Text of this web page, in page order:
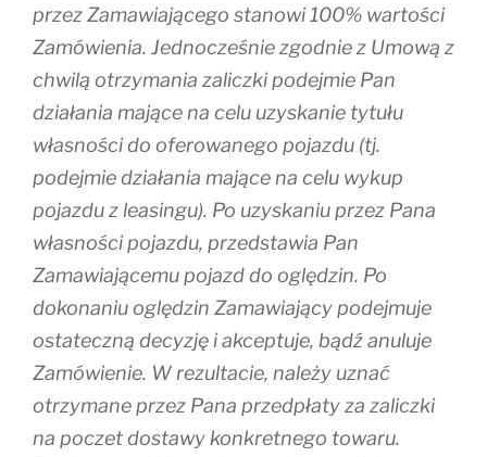
przez Zamawiającego stanowi 100% wartości
Zamówienia. Jednocześnie zgodnie z Umową z
chwilą otrzymania zaliczki podejmie Pan
działania mające na celu uzyskanie tytułu
własności do oferowanego pojazdu (tj.
podejmie działania mające na celu wykup
pojazdu z leasingu). Po uzyskaniu przez Pana
własności pojazdu, przedstawia Pan
Zamawiającemu pojazd do oględzin. Po
dokonaniu oględzin Zamawiający podejmuje
ostateczną decyzję i akceptuje, bądź anuluje
Zamówienie. W rezultacie, należy uznać
otrzymane przez Pana przedpłaty za zaliczki
na poczet dostawy konkretnego towaru.